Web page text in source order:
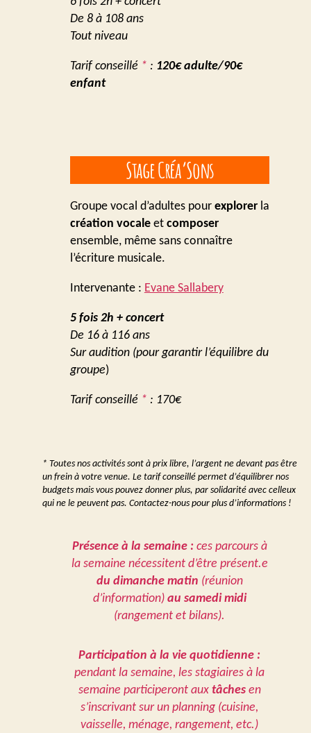
De 8 à 108 ans
Tout niveau
Tarif conseillé * : 120€ adulte/90€
enfant
Stage Créa’Sons
Groupe vocal d’adultes pour explorer la
création vocaleet composer
ensemble, même sans connaître
l’écriture musicale.
Intervenante : Evane Sallabery
5 fois 2h + concert
De 16 à 116 ans
Sur audition (pour garantir l’équilibre du
groupe)
Tarif conseillé * : 170€
* Toutes nos activités sont à prix libre, l’argent ne devant pas être
un frein à votre venue. Le tarif conseillé permet d’équilibrer nos
budgets mais vous pouvez donner plus, par solidarité avec celleux
qui ne le peuvent pas. Contactez-nous pour plus d’informations !
Présence à la semaine :ces parcours à
la semaine nécessitent d’être présent.e
du dimanche matin (réunion
d’information) au samedi midi
(rangement et bilans).
Participation à la vie quotidienne :
pendant la semaine, les stagiaires à la
semaine participeront aux tâchesen
s’inscrivant sur un planning (cuisine,
vaisselle, ménage, rangement, etc.)